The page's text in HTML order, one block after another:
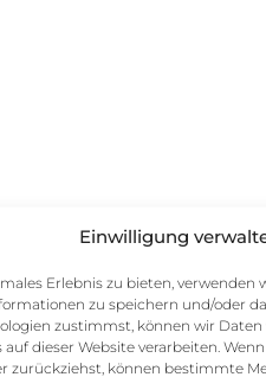
Einwilligung
Erlebnis zu bieten, verwenden
zu speichern und/oder
zustimmst, können wir
dieser Website verarbeiten.
zurückziehst, können bestimmte